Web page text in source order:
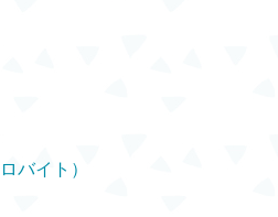
バイト）